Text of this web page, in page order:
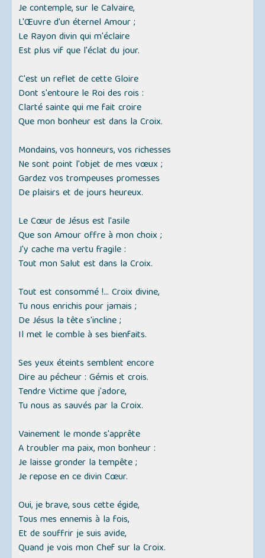
Je contemple, sur le Calvaire,
L'Œuvre d'un éternel Amour ;
Le Rayon divin qui m'éclaire
Est plus vif que l'éclat du jour.
C'est un reflet de cette Gloire
Dont s'entoure le Roi des rois :
Clarté sainte qui me fait croire
Que mon bonheur est dans la Croix.
Mondains, vos honneurs, vos richesses
Ne sont point l'objet de mes vœux ;
Gardez vos trompeuses promesses
De plaisirs et de jours heureux.
Le Cœur de Jésus est l'asile
Que son Amour offre à mon choix ;
J'y cache ma vertu fragile :
Tout mon Salut est dans la Croix.
Tout est consommé !... Croix divine,
Tu nous enrichis pour jamais ;
De Jésus la tête s'incline ;
Il met le comble à ses bienfaits.
Ses yeux éteints semblent encore
Dire au pécheur : Gémis et crois.
Tendre Victime que j'adore,
Tu nous as sauvés par la Croix.
Vainement le monde s'apprête
A troubler ma paix, mon bonheur :
Je laisse gronder la tempête ;
Je repose en ce divin Cœur.
Oui, je brave, sous cette égide,
Tous mes ennemis à la fois,
Et de souffrir je suis avide,
Quand je vois mon Chef sur la Croix.